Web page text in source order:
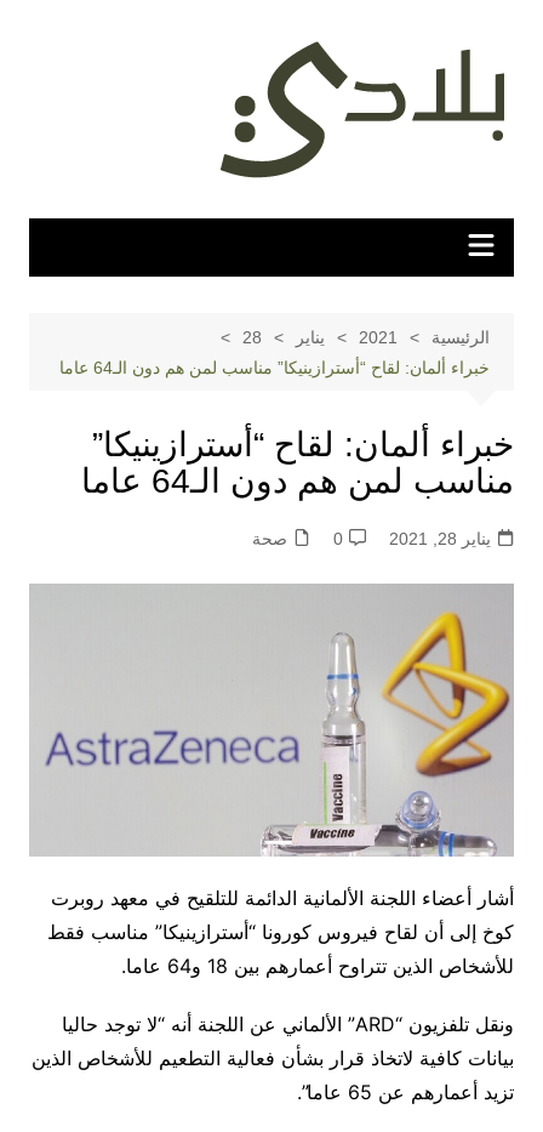
المحتوى
الرئيسية 2021 يناير
28
خبراء ألمان: لقاح “أسترازينيكا” مناسب لمن هم دون الـ64 عاما
خبراء ألمان: لقاح “أسترازينيكا”
مناسب لمن هم دون الـ64 عاما
يناير 28, 2021 0 صحة
أشار أعضاء اللجنة الألمانية الدائمة للتلقيح في معهد روبرت
كوخ إلى أن لقاح فيروس كورونا “أسترازينيكا” مناسب فقط
للأشخاص الذين تتراوح أعمارهم بين 18 و64 عاما.
ونقل تلفزيون “ARD” الألماني عن اللجنة أنه “لا توجد حاليا
بيانات كافية لاتخاذ قرار بشأن فعالية التطعيم للأشخاص الذين
تزيد أعمارهم عن 65 عاما”.